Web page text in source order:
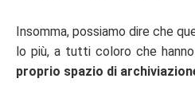
Insomma, possiamo dire che
lo più, a tutti coloro che hanno
proprio spazio di